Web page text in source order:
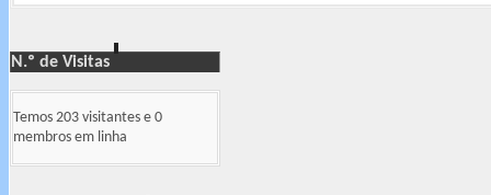
N.º de Visitas
Temos 203 visitantes e 0
membros em linha